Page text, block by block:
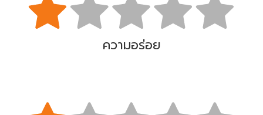
ความอร่อย